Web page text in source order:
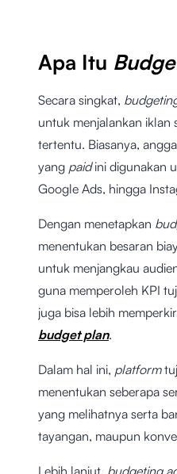
Apa Itu
Secara singkat,
untuk menjalankan iklan
tertentu. Biasanya,
yang paidini digunakan
Google Ads, hingga
Dengan menetapkan
menentukan besaran
untuk menjangkau
guna memperoleh KPI
juga bisa lebih
budget plan.
Dalam hal ini, platform
menentukan seberapa
yang melihatnya serta
tayangan, maupun
Lebih lanjut, budgeting